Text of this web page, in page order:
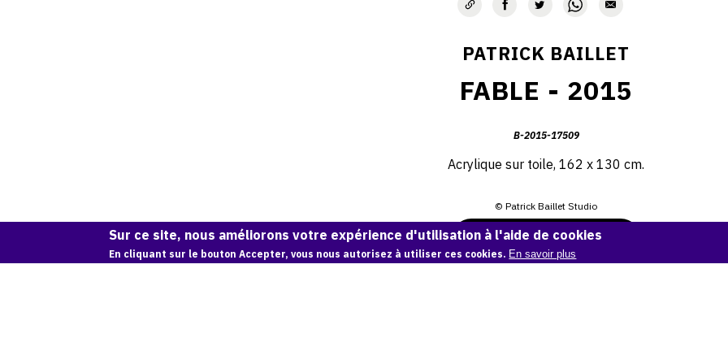
PATRICK BAILLET
FABLE - 2015
B-2015-17509
Acrylique sur toile, 162 x 130 cm.
© Patrick Baillet Studio
Demande d'information
Sur ce site, nous améliorons votre expérience d'utilisation à l'aide de cookies
En cliquant sur le bouton Accepter, vous nous autorisez à utiliser ces cookies. En savoir plus